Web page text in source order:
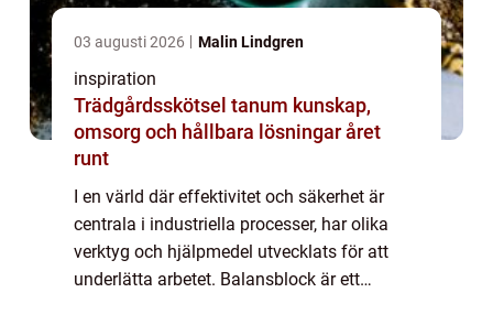
03 augusti 2026 Malin Lindgren
inspiration
Trädgårdsskötsel tanum kunskap,
omsorg och hållbara lösningar året
runt
I en värld där effektivitet och säkerhet är
centrala i industriella processer, har olika
verktyg och hjälpmedel utvecklats för att
underlätta arbetet. Balansblock är ett